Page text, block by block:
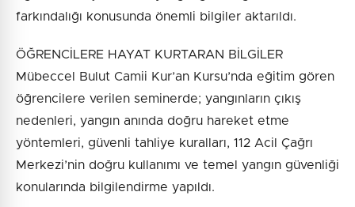
farkındalığı konusunda önemli bilgiler aktarıldı.
ÖĞRENCİLERE HAYAT KURTARAN BİLGİLER
Mübeccel Bulut Camii Kur’an Kursu’nda eğitim gören
öğrencilere verilen seminerde; yangınların çıkış
nedenleri, yangın anında doğru hareket etme
yöntemleri, güvenli tahliye kuralları, 112 Acil Çağrı
Merkezi’nin doğru kullanımı ve temel yangın güvenliği
konularında bilgilendirme yapıldı.